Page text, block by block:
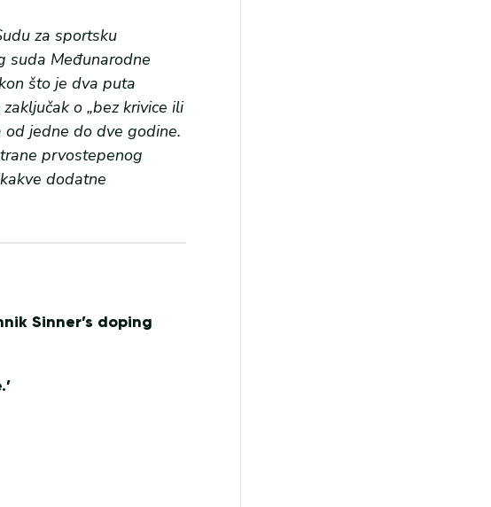
za sportsku
suda Međunarodne
što je dva puta
o „bez krivice ili
jedne do dve godine.
prvostepenog
dodatne
Sinner’s doping